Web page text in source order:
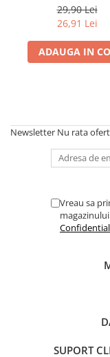
29,90 Lei
26,91 Lei
ADAUGA IN
Newsletter Nu rata
Vreau sa
SUPORT